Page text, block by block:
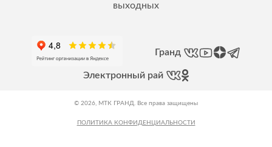
выходных
Гранд
Электронный рай
© 2026, МТК ГРАНД. Все права защищены
ПОЛИТИКА КОНФИДЕНЦИАЛЬНОСТИ